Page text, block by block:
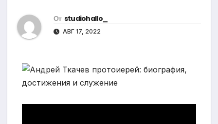
От studiohallo_
АВГ 17, 2022